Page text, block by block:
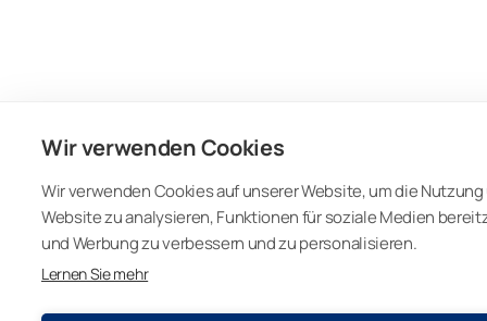
Wir verwenden Cookies
Wir verwenden Cookies auf unserer Website, um die
Website zu analysieren, Funktionen für soziale Medien
und Werbung zu verbessern und zu personalisieren.
Lernen Sie mehr